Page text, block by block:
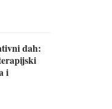
dah:
i